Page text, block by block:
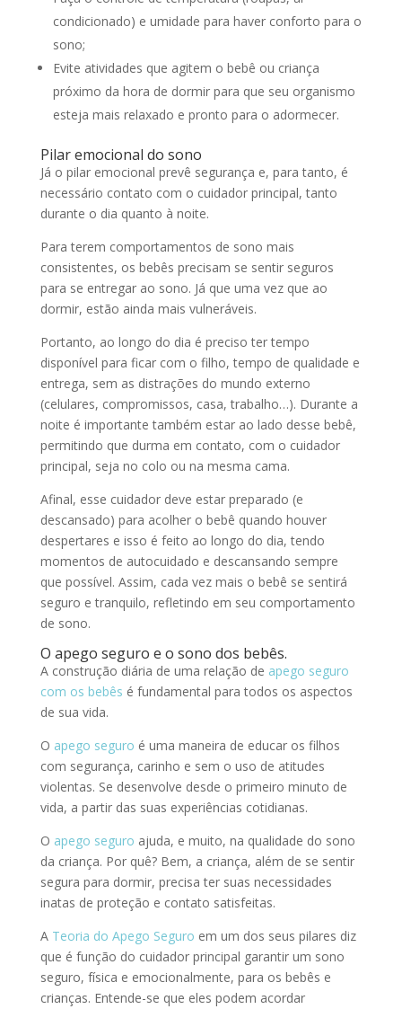
condicionado) e umidade para haver conforto para o
sono;
Evite atividades que agitem o bebê ou criança
próximo da hora de dormir para que seu organismo
esteja mais relaxado e pronto para o adormecer.
Pilar emocional do sono
Já o pilar emocional prevê segurança e, para tanto, é
necessário contato com o cuidador principal, tanto
durante o dia quanto à noite.
Para terem comportamentos de sono mais
consistentes, os bebês precisam se sentir seguros
para se entregar ao sono. Já que uma vez que ao
dormir, estão ainda mais vulneráveis.
Portanto, ao longo do dia é preciso ter tempo
disponível para ficar com o filho, tempo de qualidade e
entrega, sem as distrações do mundo externo
(celulares, compromissos, casa, trabalho…). Durante a
noite é importante também estar ao lado desse bebê,
permitindo que durma em contato, com o cuidador
principal, seja no colo ou na mesma cama.
Afinal, esse cuidador deve estar preparado (e
descansado) para acolher o bebê quando houver
despertares e isso é feito ao longo do dia, tendo
momentos de autocuidado e descansando sempre
que possível. Assim, cada vez mais o bebê se sentirá
seguro e tranquilo, refletindo em seu comportamento
de sono.
O apego seguro e o sono dos bebês.
A construção diária de uma relação de apego seguro
com os bebês é fundamental para todos os aspectos
de sua vida.
O apego seguro é uma maneira de educar os filhos
com segurança, carinho e sem o uso de atitudes
violentas. Se desenvolve desde o primeiro minuto de
vida, a partir das suas experiências cotidianas.
O apego seguro ajuda, e muito, na qualidade do sono
da criança. Por quê? Bem, a criança, além de se sentir
segura para dormir, precisa ter suas necessidades
inatas de proteção e contato satisfeitas.
A Teoria do Apego Seguro em um dos seus pilares diz
que é função do cuidador principal garantir um sono
seguro, física e emocionalmente, para os bebês e
crianças. Entende-se que eles podem acordar